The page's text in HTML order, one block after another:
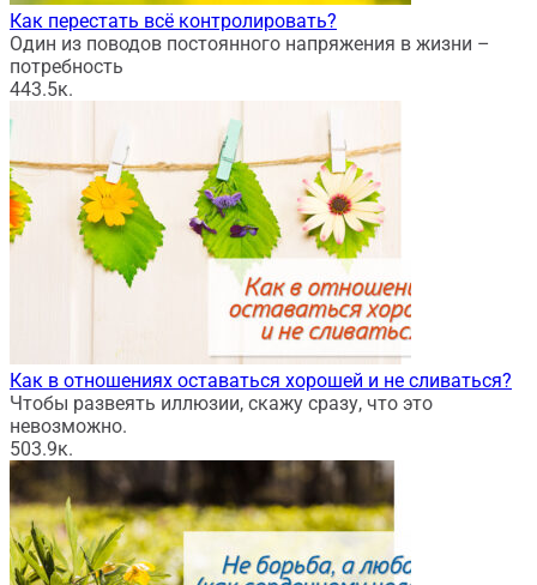
Как перестать всё контролировать?
Один из поводов постоянного напряжения в жизни –
потребность
443.5к.
Как в отношениях оставаться хорошей и не сливаться?
Чтобы развеять иллюзии, скажу сразу, что это
невозможно.
503.9к.